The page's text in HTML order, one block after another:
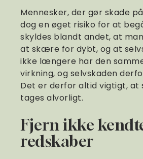
Mennesker, der gør skade
dog en øget risiko for at
skyldes blandt andet, at
at skære for dybt, og at
ikke længere har den
virkning, og selvskaden
Det er derfor altid vigtigt, at
tages alvorligt.
Fjern ikke
redskaber